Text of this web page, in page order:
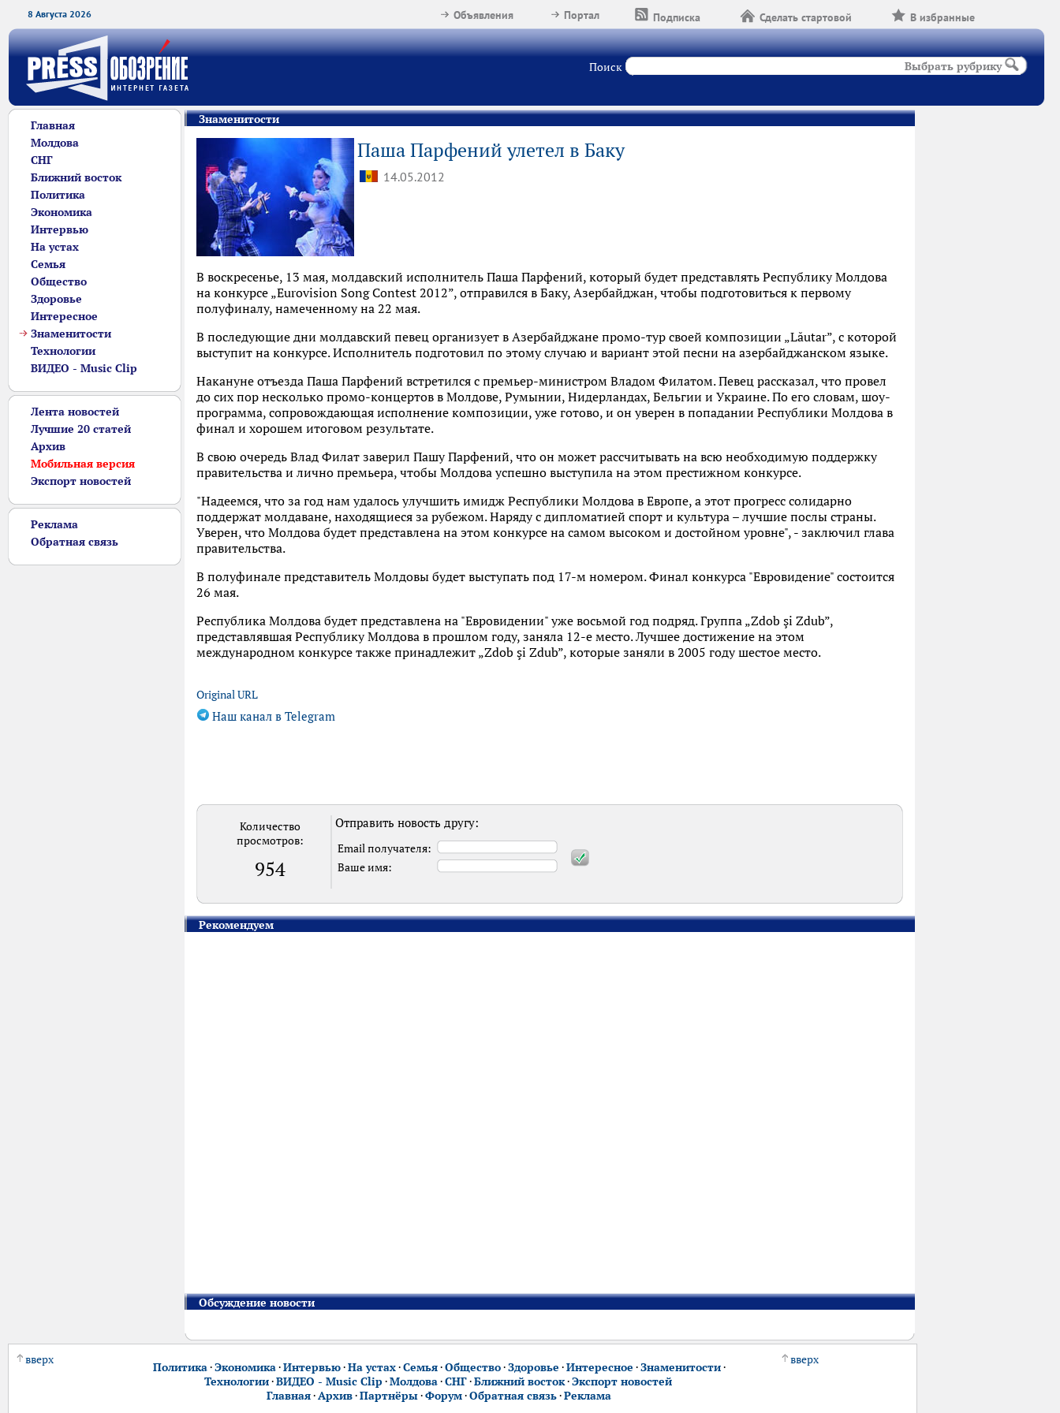
8 Августа 2026 В избранные
Сделать стартовой
Подписка
Портал
Объявления
Поиск Выбрать рубрику
Главная
Молдова
СНГ
Ближний восток
Политика
Экономика
Интервью
На устах
Семья
Общество
Здоровье
Интересное
Знаменитости
Технологии
ВИДЕО - Music Clip
Лента новостей
Лучшие 20 статей
Архив
Мобильная версия
Экспорт новостей
Реклама
Обратная связь
Знаменитости
Паша Парфений улетел в Баку
14.05.2012
В воскресенье, 13 мая, молдавский исполнитель Паша Парфений, который будет представлять Республику Молдова
на конкурсе „Eurovision Song Contest 2012”, отправился в Баку, Азербайджан, чтобы подготовиться к первому
полуфиналу, намеченному на 22 мая.
В последующие дни молдавский певец организует в Азербайджане промо-тур своей композиции „Lăutar”, с которой
выступит на конкурсе. Исполнитель подготовил по этому случаю и вариант этой песни на азербайджанском языке.
Накануне отъезда Паша Парфений встретился с премьер-министром Владом Филатом. Певец рассказал, что провел
до сих пор несколько промо-концертов в Молдове, Румынии, Нидерландах, Бельгии и Украине. По его словам, шоу-
программа, сопровождающая исполнение композиции, уже готово, и он уверен в попадании Республики Молдова в
финал и хорошем итоговом результате.
В свою очередь Влад Филат заверил Пашу Парфений, что он может рассчитывать на всю необходимую поддержку
правительства и лично премьера, чтобы Молдова успешно выступила на этом престижном конкурсе.
"Надеемся, что за год нам удалось улучшить имидж Республики Молдова в Европе, а этот прогресс солидарно
поддержат молдаване, находящиеся за рубежом. Наряду с дипломатией спорт и культура – лучшие послы страны.
Уверен, что Молдова будет представлена на этом конкурсе на самом высоком и достойном уровне", - заключил глава
правительства.
В полуфинале представитель Молдовы будет выступать под 17-м номером. Финал конкурса "Евровидение" состоится
26 мая.
Республика Молдова будет представлена на "Евровидении" уже восьмой год подряд. Группа „Zdob şi Zdub”,
представлявшая Республику Молдова в прошлом году, заняла 12-е место. Лучшее достижение на этом
международном конкурсе также принадлежит „Zdob şi Zdub”, которые заняли в 2005 году шестое место.
Original URL
Наш канал в Telegram
Количество
просмотров:
954
Отправить новость другу:
Email получателя:
Ваше имя:
Рекомендуем
Обсуждение новости
вверх
Политика·Экономика·Интервью·На устах·Семья·Общество·Здоровье ·Интересное ·Знаменитости·
Технологии·ВИДЕО - Music Clip ·Молдова·СНГ·Ближний восток·Экспорт новостей
Главная·Архив·Партнёры·Форум·Обратная связь·Реклама
вверх